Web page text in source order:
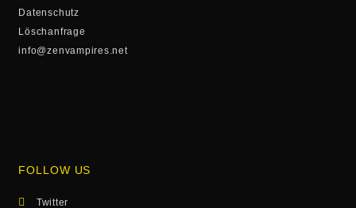
Datenschutz
Löschanfrage
info@zenvampires.net
FOLLOW US
Twitter